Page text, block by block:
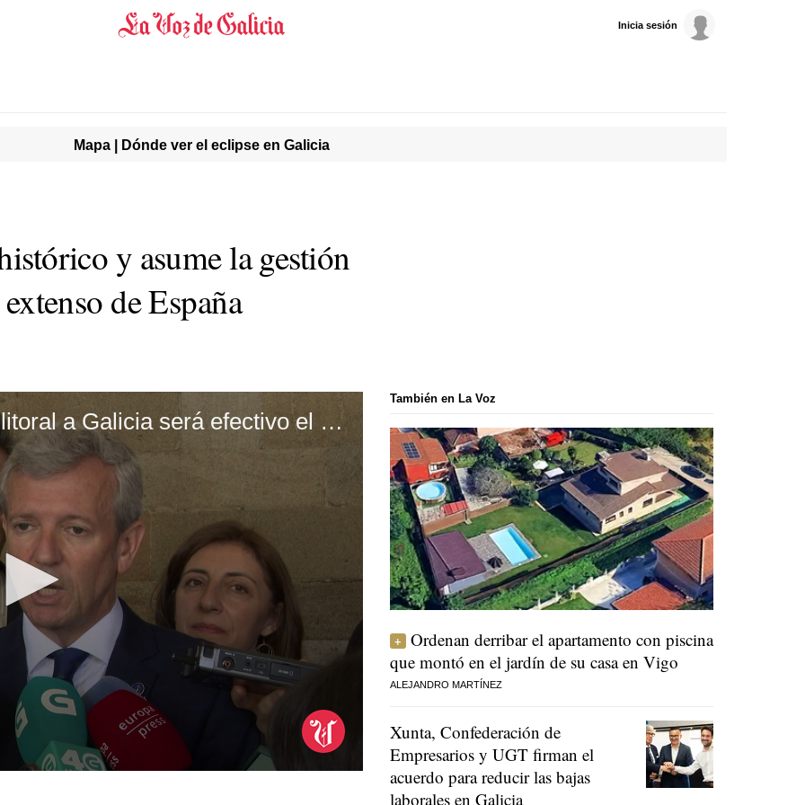
Inicia sesión
Mapa | Dónde ver el eclipse en Galicia
y asume la gestión
de España
El traspaso de la gestión del litoral a Galicia será efectivo el 1 de julio
También en La Voz
Ordenan derribar el apartamento con piscina
que montó en el jardín de su casa en Vigo
ALEJANDRO MARTÍNEZ
Xunta, Confederación de
Empresarios y UGT firman el
acuerdo para reducir las bajas
laborales en Galicia